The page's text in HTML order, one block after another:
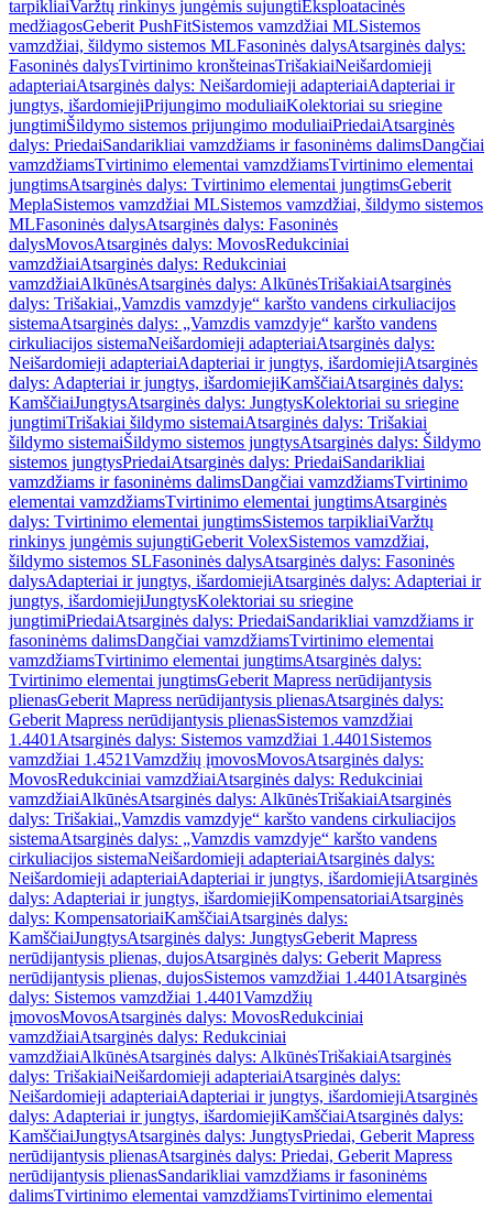
tarpikliaiVaržtų rinkinys jungėmis sujungtiEksploatacinės
medžiagosGeberit PushFitSistemos vamzdžiai MLSistemos
vamzdžiai, šildymo sistemos MLFasoninės dalysAtsarginės dalys:
Fasoninės dalysTvirtinimo kronšteinasTrišakiaiNeišardomieji
adapteriaiAtsarginės dalys: Neišardomieji adapteriaiAdapteriai ir
jungtys, išardomiejiPrijungimo moduliaiKolektoriai su sriegine
jungtimiŠildymo sistemos prijungimo moduliaiPriedaiAtsarginės
dalys: PriedaiSandarikliai vamzdžiams ir fasoninėms dalimsDangčiai
vamzdžiamsTvirtinimo elementai vamzdžiamsTvirtinimo elementai
jungtimsAtsarginės dalys: Tvirtinimo elementai jungtimsGeberit
MeplaSistemos vamzdžiai MLSistemos vamzdžiai, šildymo sistemos
MLFasoninės dalysAtsarginės dalys: Fasoninės
dalysMovosAtsarginės dalys: MovosRedukciniai
vamzdžiaiAtsarginės dalys: Redukciniai
vamzdžiaiAlkūnėsAtsarginės dalys: AlkūnėsTrišakiaiAtsarginės
dalys: Trišakiai„Vamzdis vamzdyje“ karšto vandens cirkuliacijos
sistemaAtsarginės dalys: „Vamzdis vamzdyje“ karšto vandens
cirkuliacijos sistemaNeišardomieji adapteriaiAtsarginės dalys:
Neišardomieji adapteriaiAdapteriai ir jungtys, išardomiejiAtsarginės
dalys: Adapteriai ir jungtys, išardomiejiKamščiaiAtsarginės dalys:
KamščiaiJungtysAtsarginės dalys: JungtysKolektoriai su sriegine
jungtimiTrišakiai šildymo sistemaiAtsarginės dalys: Trišakiai
šildymo sistemaiŠildymo sistemos jungtysAtsarginės dalys: Šildymo
sistemos jungtysPriedaiAtsarginės dalys: PriedaiSandarikliai
vamzdžiams ir fasoninėms dalimsDangčiai vamzdžiamsTvirtinimo
elementai vamzdžiamsTvirtinimo elementai jungtimsAtsarginės
dalys: Tvirtinimo elementai jungtimsSistemos tarpikliaiVaržtų
rinkinys jungėmis sujungtiGeberit VolexSistemos vamzdžiai,
šildymo sistemos SLFasoninės dalysAtsarginės dalys: Fasoninės
dalysAdapteriai ir jungtys, išardomiejiAtsarginės dalys: Adapteriai ir
jungtys, išardomiejiJungtysKolektoriai su sriegine
jungtimiPriedaiAtsarginės dalys: PriedaiSandarikliai vamzdžiams ir
fasoninėms dalimsDangčiai vamzdžiamsTvirtinimo elementai
vamzdžiamsTvirtinimo elementai jungtimsAtsarginės dalys:
Tvirtinimo elementai jungtimsGeberit Mapress nerūdijantysis
plienasGeberit Mapress nerūdijantysis plienasAtsarginės dalys:
Geberit Mapress nerūdijantysis plienasSistemos vamzdžiai
1.4401 Atsarginės dalys: Sistemos vamzdžiai 1.4401 Sistemos
vamzdžiai 1.4521Vamzdžių įmovosMovosAtsarginės dalys:
MovosRedukciniai vamzdžiaiAtsarginės dalys: Redukciniai
vamzdžiaiAlkūnėsAtsarginės dalys: AlkūnėsTrišakiaiAtsarginės
dalys: Trišakiai„Vamzdis vamzdyje“ karšto vandens cirkuliacijos
sistemaAtsarginės dalys: „Vamzdis vamzdyje“ karšto vandens
cirkuliacijos sistemaNeišardomieji adapteriaiAtsarginės dalys:
Neišardomieji adapteriaiAdapteriai ir jungtys, išardomiejiAtsarginės
dalys: Adapteriai ir jungtys, išardomiejiKompensatoriaiAtsarginės
dalys: KompensatoriaiKamščiaiAtsarginės dalys:
KamščiaiJungtysAtsarginės dalys: JungtysGeberit Mapress
nerūdijantysis plienas, dujosAtsarginės dalys: Geberit Mapress
nerūdijantysis plienas, dujosSistemos vamzdžiai 1.4401 Atsarginės
dalys: Sistemos vamzdžiai 1.4401Vamzdžių
įmovosMovosAtsarginės dalys: MovosRedukciniai
vamzdžiaiAtsarginės dalys: Redukciniai
vamzdžiaiAlkūnėsAtsarginės dalys: AlkūnėsTrišakiaiAtsarginės
dalys: TrišakiaiNeišardomieji adapteriaiAtsarginės dalys:
Neišardomieji adapteriaiAdapteriai ir jungtys, išardomiejiAtsarginės
dalys: Adapteriai ir jungtys, išardomiejiKamščiaiAtsarginės dalys:
KamščiaiJungtysAtsarginės dalys: JungtysPriedai, Geberit Mapress
nerūdijantysis plienasAtsarginės dalys: Priedai, Geberit Mapress
nerūdijantysis plienasSandarikliai vamzdžiams ir fasoninėms
dalimsTvirtinimo elementai vamzdžiamsTvirtinimo elementai